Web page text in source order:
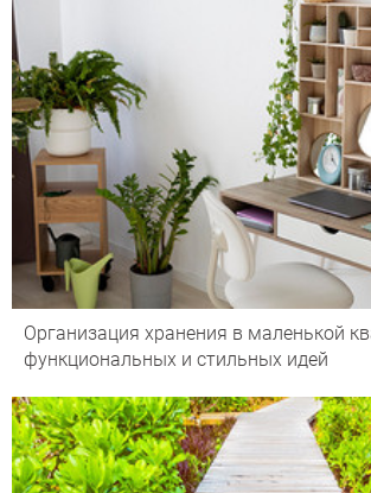
Организация хранения в маленькой
функциональных и стильных идей